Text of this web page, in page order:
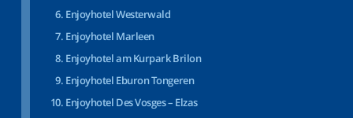
Enjoyhotel Westerwald
Enjoyhotel Marleen
Enjoyhotel am Kurpark Brilon
Enjoyhotel Eburon Tongeren
Enjoyhotel Des Vosges – Elzas